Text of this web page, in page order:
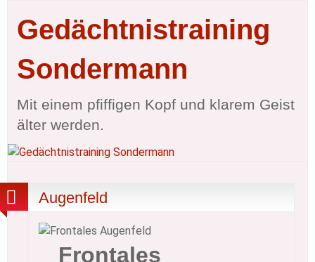
Gedächtnistraining
Sondermann
Mit einem pfiffigen Kopf und klarem Geist
älter werden.
Augenfeld
Frontales